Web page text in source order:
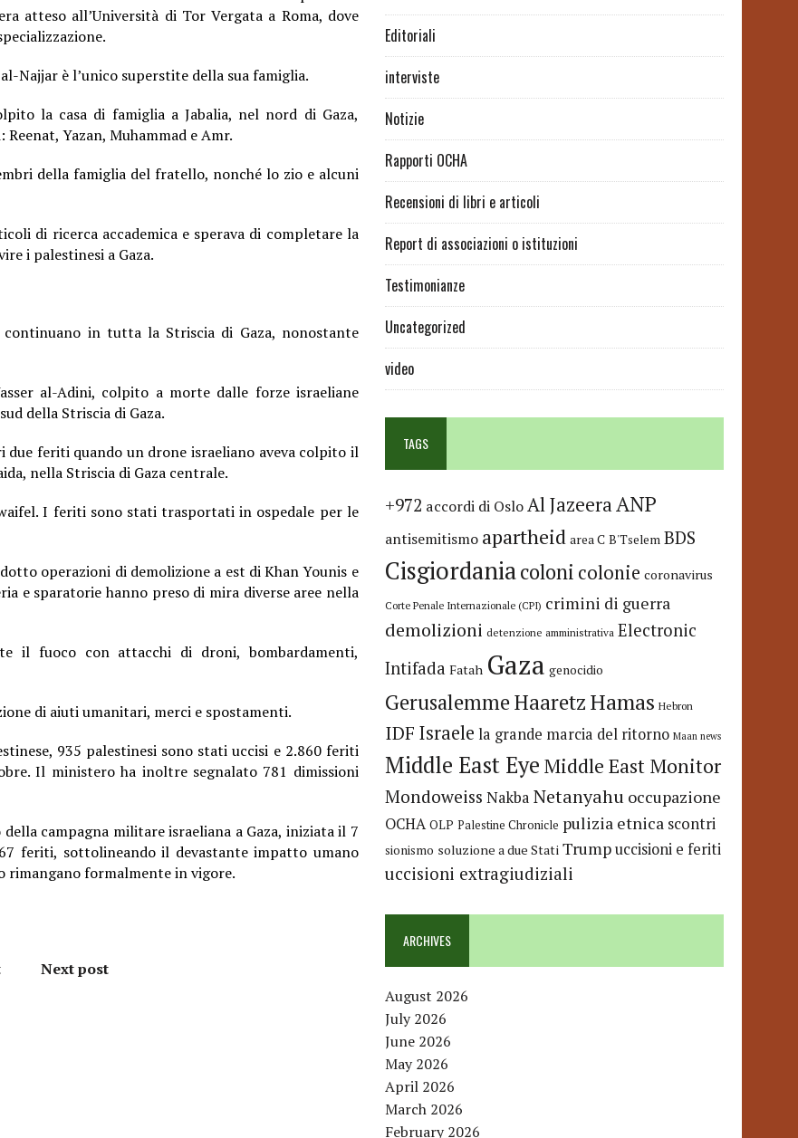
atteso all’Università di Tor Vergata a Roma, dove
Najjar è l’unico superstite della sua famiglia.
la casa di famiglia a Jabalia, nel nord di Gaza,
Yazan, Muhammad e Amr.
della famiglia del fratello, nonché lo zio e alcuni
di ricerca accademica e sperava di completare la
i palestinesi a Gaza.
in tutta la Striscia di Gaza, nonostante
al-Adini, colpito a morte dalle forze israeliane
della Striscia di Gaza.
feriti quando un drone israeliano aveva colpito il
nella Striscia di Gaza centrale.
I feriti sono stati trasportati in ospedale per le
operazioni di demolizione a est di Khan Younis e
e sparatorie hanno preso di mira diverse aree nella
il fuoco con attacchi di droni, bombardamenti,
di aiuti umanitari, merci e spostamenti.
935 palestinesi sono stati uccisi e 2.860 feriti
Il ministero ha inoltre segnalato 781 dimissioni
campagna militare israeliana a Gaza, iniziata il 7
feriti, sottolineando il devastante impatto umano
rimangano formalmente in vigore.
Next post
Editoriali
interviste
Notizie
Rapporti OCHA
Recensioni di libri e articoli
Report di associazioni o istituzioni
Testimonianze
Uncategorized
video
TAGS
+972 accordi di OsloAl JazeeraANP
antisemitismo apartheid area C B'Tselem BDS
Cisgiordaniacoloni colonie coronavirus
Corte Penale Internazionale (CPI) crimini di guerra
demolizioni detenzione amministrativa Electronic
Intifada Fatah Gaza genocidio
GerusalemmeHaaretzHamas Hebron
IDF Israele la grande marcia del ritorno Maan news
Middle East Eye Middle East Monitor
Mondoweiss Nakba Netanyahu occupazione
OCHA OLP Palestine Chronicle pulizia etnica scontri
sionismo soluzione a due Stati Trumpuccisioni e feriti
uccisioni extragiudiziali
ARCHIVES
August 2026
July 2026
June 2026
May 2026
April 2026
March 2026
February 2026